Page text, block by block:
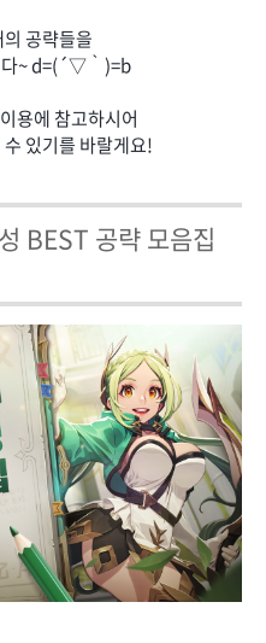
공략들을
다~ d=(´▽｀)=b
용에 참고하시어
있기를 바랄게요!
BEST 공략 모음집